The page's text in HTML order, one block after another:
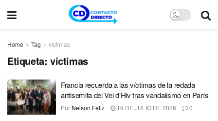
Home Tag víctimas
Etiqueta: víctimas
Francia recuerda a las víctimas de la redada
antisemita del Vel d’Hiv tras vandalismo en París
Por Nelson Feliz 19 DE JULIO DE 2026 0